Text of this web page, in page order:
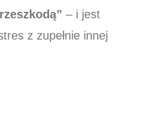
– i jest
z zupełnie innej